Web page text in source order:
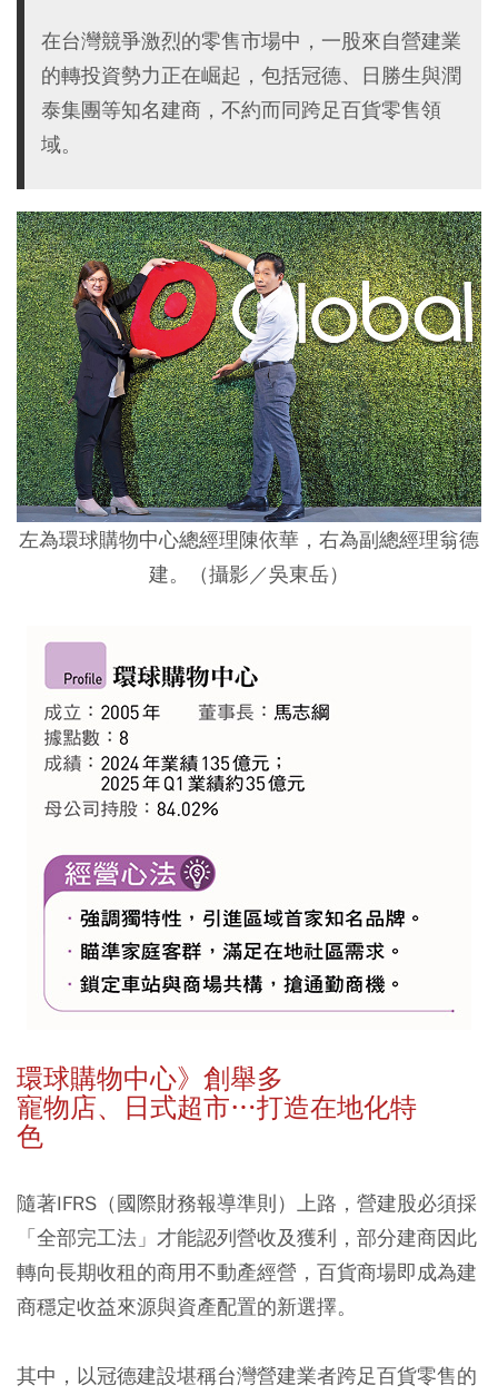
在台灣競爭激烈的零售市場中，一股來自營建業
的轉投資勢力正在崛起，包括冠德、日勝生與潤
泰集團等知名建商，不約而同跨足百貨零售領
域。
左為環球購物中心總經理陳依華，右為副總經理翁德
建。（攝影／吳東岳）
環球購物中心》創舉多
寵物店、日式超市…打造在地化特
色
隨著IFRS（國際財務報導準則）上路，營建股必須採
「全部完工法」才能認列營收及獲利，部分建商因此
轉向長期收租的商用不動產經營，百貨商場即成為建
商穩定收益來源與資產配置的新選擇。
其中，以冠德建設堪稱台灣營建業者跨足百貨零售的